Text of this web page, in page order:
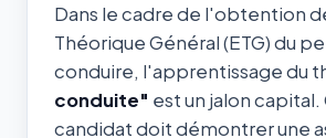
Dans le cadre de l'obtention
Théorique Général (ETG) du
conduire, l'apprentissage du
conduite" est un jalon capital.
candidat doit démontrer une